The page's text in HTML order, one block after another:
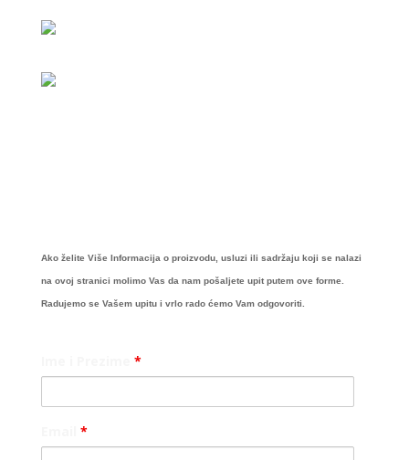
Ako želite Više Informacija o proizvodu, usluzi ili sadržaju koji se nalazi
na ovoj stranici molimo Vas da nam pošaljete upit putem ove forme.
Radujemo se Vašem upitu i vrlo rado ćemo Vam odgovoriti.
*
*